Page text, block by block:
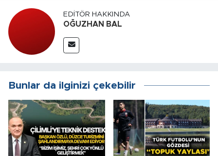
EDITÖR HAKKINDA
OĞUZHAN BAL
Bunlar da ilginizi çekebilir